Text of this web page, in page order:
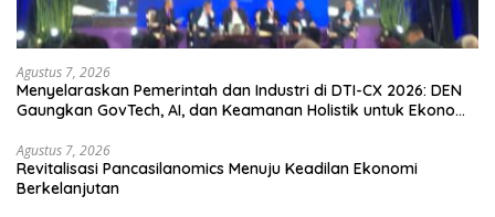
Agustus 7, 2026
Menyelaraskan Pemerintah dan Industri di DTI-CX 2026: DEN
Gaungkan GovTech, AI, dan Keamanan Holistik untuk Ekonomi
Agustus 7, 2026
Revitalisasi Pancasilanomics Menuju Keadilan Ekonomi
Berkelanjutan